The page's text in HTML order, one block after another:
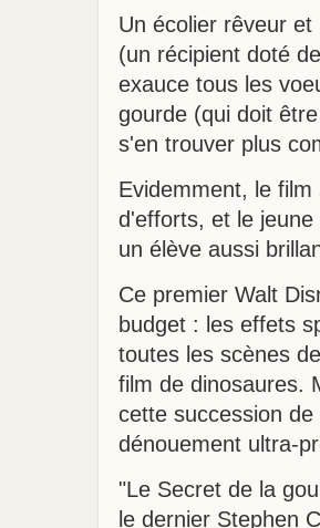
Un écolier rêveur
(un récipient doté
exauce tous les
gourde (qui doit
s'en trouver plus
Evidemment, le
d'efforts, et le
un élève aussi
Ce premier Walt
budget : les effets
toutes les scènes
film de dinosaures.
cette succession
dénouement ultra-
"Le Secret de la
le dernier Stephen